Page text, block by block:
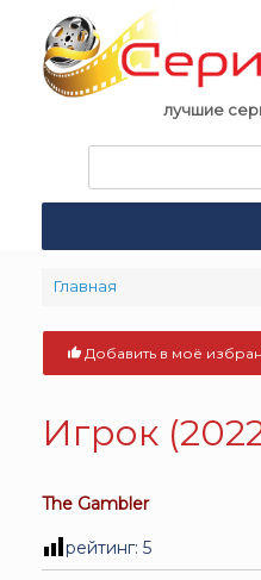
content
лучшие
поиска:
Главная
Добавить в моё
Игрок
The Gambler
рейтинг: 5